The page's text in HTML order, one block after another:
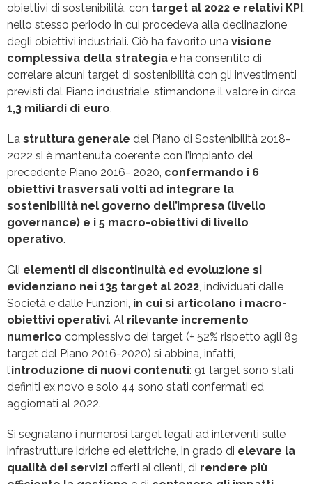
obiettivi di sostenibilità, con target al 2022 e relativi KPI
nello stesso periodo in cui procedeva alla declinazione
degli obiettivi industriali. Ciò ha favorito una visione
complessiva della strategia e ha consentito di
correlare alcuni target di sostenibilità con gli investimenti
previsti dal Piano industriale, stimandone il valore in circa
1,3 miliardi di euro.
La struttura generale del Piano di Sostenibilità 2018-
2022 si è mantenuta coerente con l’impianto del
precedente Piano 2016- 2020, confermando i 6
obiettivi trasversali volti ad integrare la
sostenibilità nel governo dell’impresa (livello
governance) e i 5 macro-obiettivi di livello
operativo.
Gli elementi di discontinuità ed evoluzione si
evidenziano nei 135 target al 2022 , individuati dalle
Società e dalle Funzioni, in cui si articolano i macro-
obiettivi operativi. Al rilevante incremento
numerico complessivo dei target (+ 52% rispetto agli 89
target del Piano 2016-2020) si abbina, infatti,
l’introduzione di nuovi contenuti: 91 target sono stati
definiti ex novo e solo 44 sono stati confermati ed
aggiornati al 2022.
Si segnalano i numerosi target legati ad interventi sulle
infrastrutture idriche ed elettriche, in grado di elevare la
qualità dei servizi offerti ai clienti, di rendere più